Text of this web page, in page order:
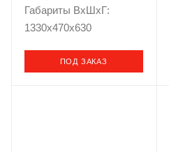
Габариты ВxШxГ:
1330x470x630
ПОД ЗАКАЗ